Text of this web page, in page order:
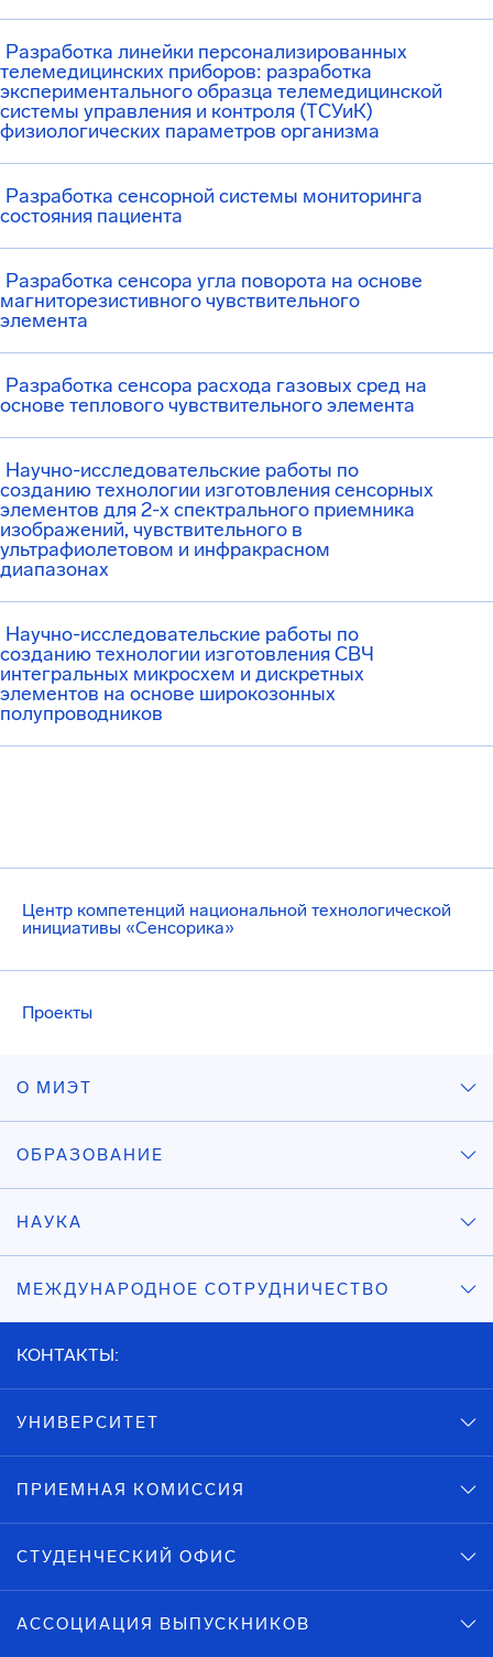
Центр компетенций национальной технологической
инициативы «Сенсорика»
Проекты
Разработка линейки персонализированных
телемедицинских приборов: разработка
экспериментального образца телемедицинской
системы управления и контроля (ТСУиК)
физиологических параметров организма
Разработка сенсорной системы мониторинга
состояния пациента
Разработка сенсора угла поворота на основе
магниторезистивного чувствительного
элемента
Разработка сенсора расхода газовых сред на
основе теплового чувствительного элемента
Научно-исследовательские работы по
созданию технологии изготовления сенсорных
элементов для 2-х спектрального приемника
изображений, чувствительного в
ультрафиолетовом и инфракрасном
диапазонах
Научно-исследовательские работы по
созданию технологии изготовления СВЧ
интегральных микросхем и дискретных
элементов на основе широкозонных
полупроводников
О МИЭТ
ОБРАЗОВАНИЕ
НАУКА
МЕЖДУНАРОДНОЕ СОТРУДНИЧЕСТВО
КОНТАКТЫ:
УНИВЕРСИТЕТ
ПРИЕМНАЯ КОМИССИЯ
СТУДЕНЧЕСКИЙ ОФИС
АССОЦИАЦИЯ ВЫПУСКНИКОВ